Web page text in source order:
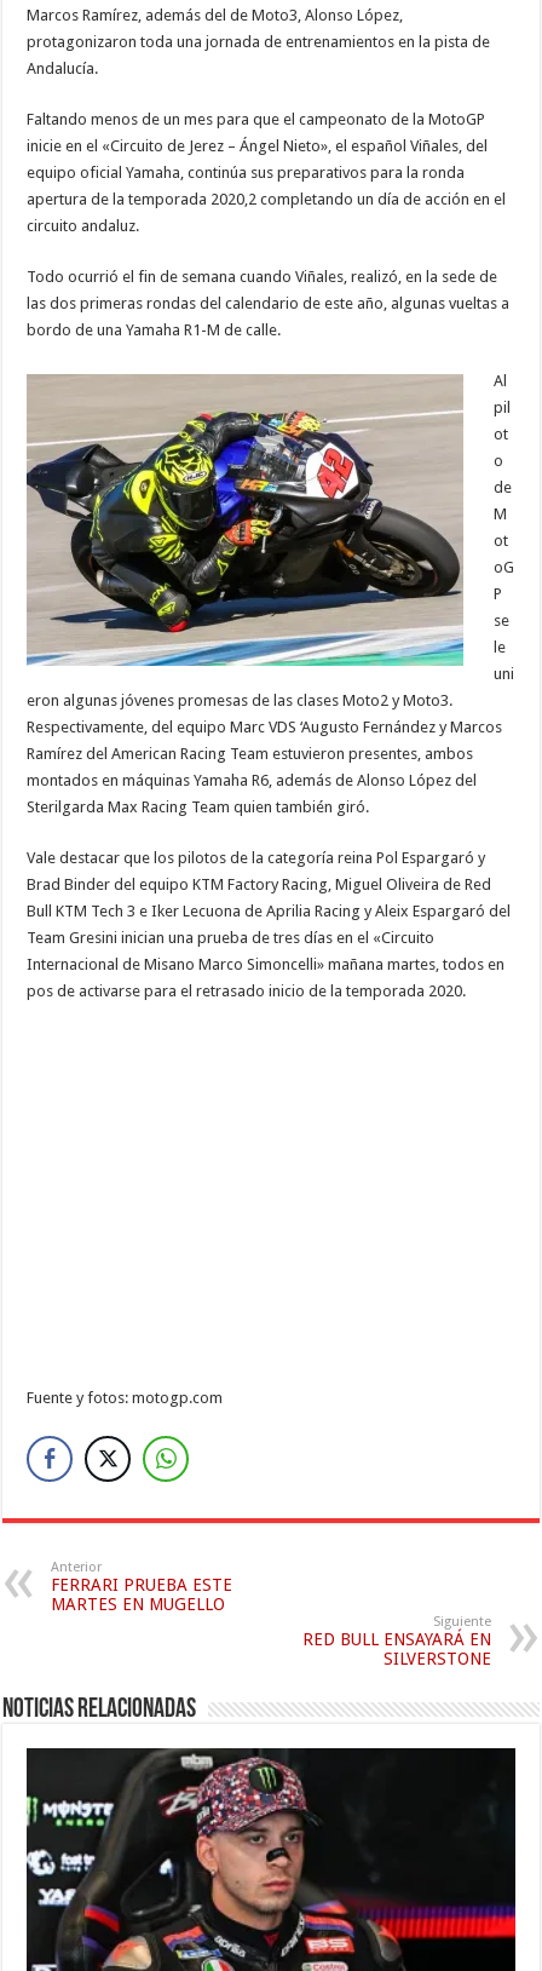
Marcos Ramírez, además del de Moto3, Alonso López,
protagonizaron toda una jornada de entrenamientos en la pista de
Andalucía.
Faltando menos de un mes para que el campeonato de la MotoGP
inicie en el «Circuito de Jerez – Ángel Nieto», el español Viñales, del
equipo oficial Yamaha, continúa sus preparativos para la ronda
apertura de la temporada 2020,2 completando un día de acción en el
circuito andaluz.
Todo ocurrió el fin de semana cuando Viñales, realizó, en la sede de
las dos primeras rondas del calendario de este año, algunas vueltas a
bordo de una Yamaha R1-M de calle.
Al
pil
ot
o
de
M
ot
oG
P
se
le
uni
eron algunas jóvenes promesas de las clases Moto2 y Moto3.
Respectivamente, del equipo Marc VDS ‘Augusto Fernández y Marcos
Ramírez del American Racing Team estuvieron presentes, ambos
montados en máquinas Yamaha R6, además de Alonso López del
Sterilgarda Max Racing Team quien también giró.
Vale destacar que los pilotos de la categoría reina Pol Espargaró y
Brad Binder del equipo KTM Factory Racing, Miguel Oliveira de Red
Bull KTM Tech 3 e Iker Lecuona de Aprilia Racing y Aleix Espargaró del
Team Gresini inician una prueba de tres días en el «Circuito
Internacional de Misano Marco Simoncelli» mañana martes, todos en
pos de activarse para el retrasado inicio de la temporada 2020.
Fuente y fotos: motogp.com
Anterior
FERRARI PRUEBA ESTE
MARTES EN MUGELLO
Siguiente
RED BULL ENSAYARÁ EN
SILVERSTONE
Noticias relacionadas